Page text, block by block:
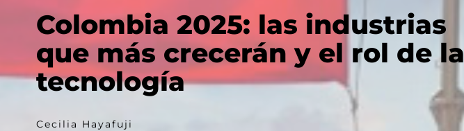
Colombia 2025: las industrias
que más crecerán y el rol de la
tecnología
Cecilia Hayafuji